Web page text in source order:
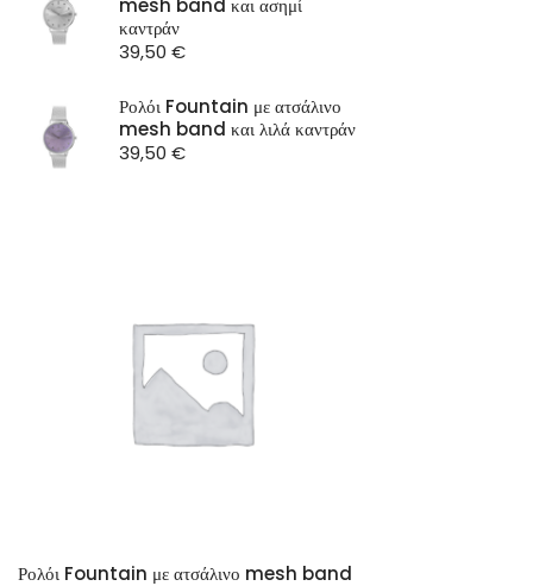
ST Watchmesh band και ασημί
καντράν
39,50 €
Ρολόι Fountain με ατσάλινο
mesh band και λιλά καντράν
39,50 €
Ρολόι Fountain με ατσάλινο mesh band